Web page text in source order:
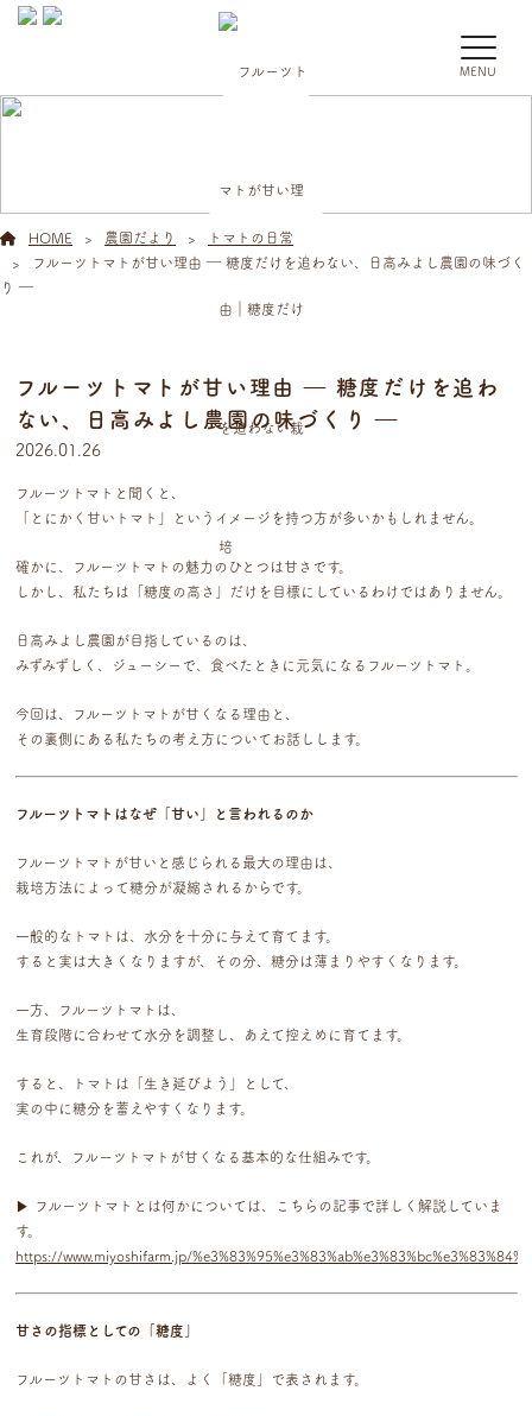
MENU
HOME 農園だより
トマトの日常
フルーツトマトが甘い理由 ― 糖度だけを追わない、日高みよし農園の味づく
り ―
フルーツトマトが甘い理由 ― 糖度だけを追わ
ない、日高みよし農園の味づくり ―
2026.01.26
フルーツトマトと聞くと、
「とにかく甘いトマト」というイメージを持つ方が多いかもしれません。
確かに、フルーツトマトの魅力のひとつは甘さです。
しかし、私たちは「糖度の高さ」だけを目標にしているわけではありません。
日高みよし農園が目指しているのは、
みずみずしく、ジューシーで、食べたときに元気になるフルーツトマト。
今回は、フルーツトマトが甘くなる理由と、
その裏側にある私たちの考え方についてお話しします。
フルーツトマトはなぜ「甘い」と言われるのか
フルーツトマトが甘いと感じられる最大の理由は、
栽培方法によって糖分が凝縮されるからです。
一般的なトマトは、水分を十分に与えて育てます。
すると実は大きくなりますが、その分、糖分は薄まりやすくなります。
一方、フルーツトマトは、
生育段階に合わせて水分を調整し、あえて控えめに育てます。
すると、トマトは「生き延びよう」として、
実の中に糖分を蓄えやすくなります。
これが、フルーツトマトが甘くなる基本的な仕組みです。
▶ フルーツトマトとは何かについては、こちらの記事で詳しく解説していま
す。
https://www.miyoshifarm.jp/
甘さの指標としての「糖度」
フルーツトマトの甘さは、よく「糖度」で表されます。